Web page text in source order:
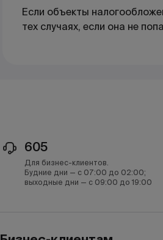
Если объекты
тех случаях, если она не
605
Для бизнес-клиентов.
Будние дни — с 07:00 до 02:00;
выходные дни — с 09:00 до 19:00